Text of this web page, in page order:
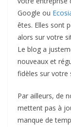
Google ou
êtes. Elles sont
alors sur votre
Le blog a
nouveaux et
fidèles sur votre
Par ailleurs, de
mettent pas à
manque de